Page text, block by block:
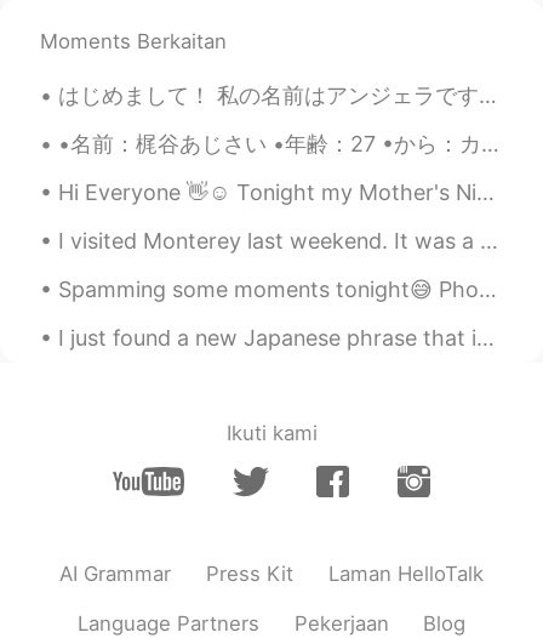
CN EN
🙋‍♂️give me all
Moments Berkaitan
はじめまして！ 私の名前はアンジェラです。23歳です。 私は中学三年生から高校三年生まで学校で日本語お勉強しました。 でも今は練習することがあんまりできないのでもう一度日本語を勉強したいで...
•名前：梶谷あじさい •年齢：27 •から：カリフォルニア州モントレー🐠🐬🐙 •誕生日：2月3日 •高さ：177 cm •目の色：ブラウン/グリーン •髪の色：ブリーチブロンド •好きな色：グリ...
Hi Everyone 👋☺️ Tonight my Mother's Night Plant bloomed!! It only blooms in the night🌃 and by...
I visited Monterey last weekend. It was a beautiful place to visit! I saw so many whales, but cou...
Spamming some moments tonight😅 Photos taken during the hike to, and from the summit of Mount Kos...
I just found a new Japanese phrase that is going to be my favourite. 恋の予感 (こいのよかん) 'Koi no yoka...
Ikuti kami
AI Grammar Press Kit Laman HelloTalk
Language Partners Pekerjaan Blog